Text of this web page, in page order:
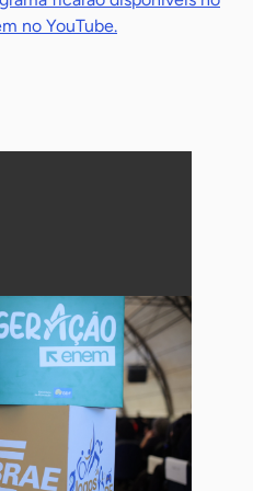
no YouTube.